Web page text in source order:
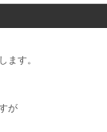
ます。
が